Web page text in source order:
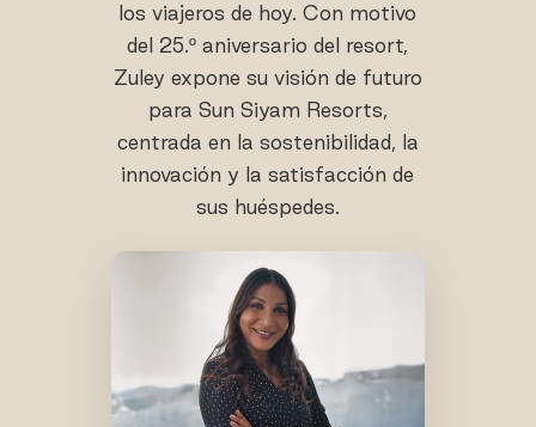
los viajeros de hoy. Con motivo
del 25.º aniversario del resort,
Zuley expone su visión de futuro
para Sun Siyam Resorts,
centrada en la sostenibilidad, la
innovación y la satisfacción de
sus huéspedes.